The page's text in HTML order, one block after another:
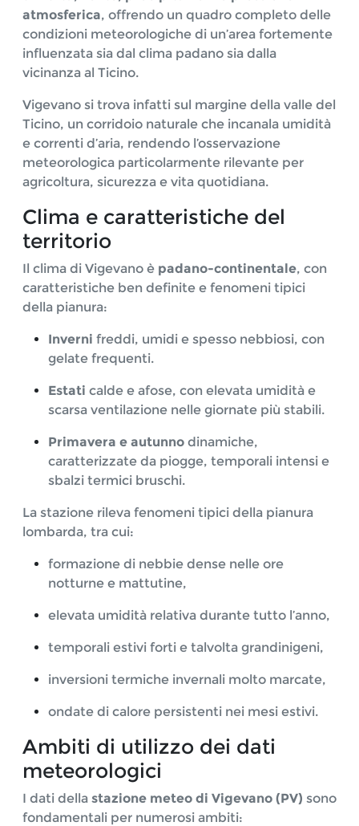
atmosferica, offrendo un quadro completo delle
condizioni meteorologiche di un’area fortemente
influenzata sia dal clima padano sia dalla
vicinanza al Ticino.
Vigevano si trova infatti sul margine della valle del
Ticino, un corridoio naturale che incanala umidità
e correnti d’aria, rendendo l’osservazione
meteorologica particolarmente rilevante per
agricoltura, sicurezza e vita quotidiana.
Clima e caratteristiche del
territorio
Il clima di Vigevano è padano-continentale, con
caratteristiche ben definite e fenomeni tipici
della pianura:
Inverni freddi, umidi e spesso nebbiosi, con
gelate frequenti.
Estati calde e afose, con elevata umidità e
scarsa ventilazione nelle giornate più stabili.
Primavera e autunno dinamiche,
caratterizzate da piogge, temporali intensi e
sbalzi termici bruschi.
La stazione rileva fenomeni tipici della pianura
lombarda, tra cui:
formazione di nebbie dense nelle ore
notturne e mattutine,
elevata umidità relativa durante tutto l’anno,
temporali estivi forti e talvolta grandinigeni,
inversioni termiche invernali molto marcate,
ondate di calore persistenti nei mesi estivi.
Ambiti di utilizzo dei dati
meteorologici
I dati della stazione meteo di Vigevano (PV) sono
fondamentali per numerosi ambiti: